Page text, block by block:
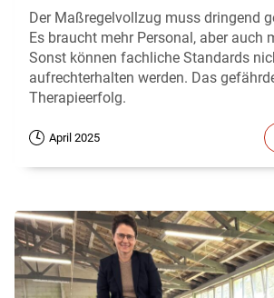
Der Maßregelvollzug muss dringend
Es braucht mehr Personal, aber auch
Sonst können fachliche Standards
aufrechterhalten werden. Das
Therapieerfolg.
April 2025